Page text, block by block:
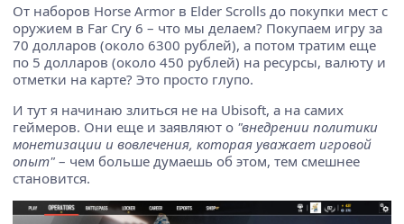
От наборов Horse Armor в Elder Scrolls до покупки мест с
оружием в Far Cry 6 – что мы делаем? Покупаем игру за
70 долларов (около 6300 рублей), а потом тратим еще
по 5 долларов (около 450 рублей) на ресурсы, валюту и
отметки на карте? Это просто глупо.
И тут я начинаю злиться не на Ubisoft, а на самих
геймеров. Они еще и заявляют о "внедрении политики
монетизации и вовлечения, которая уважает игровой
опыт" – чем больше думаешь об этом, тем смешнее
становится.